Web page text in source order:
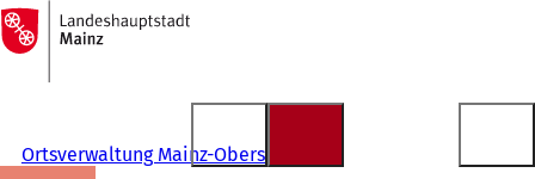
Inhalt anspringen
Zur
Startseite
Ortsverwaltung Mainz-Oberstadt